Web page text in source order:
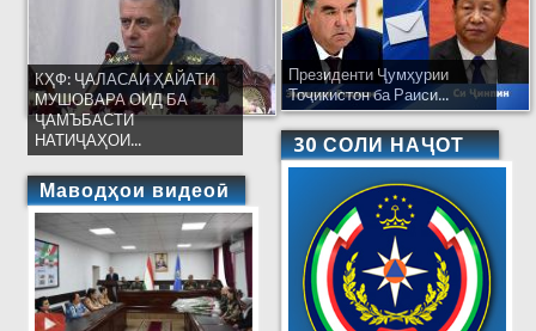
КҲФ: ҶАЛАСАИ ҲАЙАТИ
МУШОВАРА ОИД БА
ҶАМЪБАСТИ
НАТИҶАҲОИ...
Маводҳои видеоӣ
Президенти Ҷумҳурии
Тоҷикистон ба Раиси...
30 СОЛИ НАҶОТ